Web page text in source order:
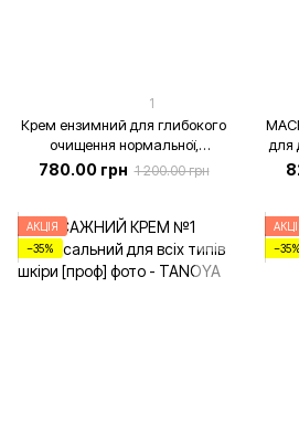
1
Крем ензимний для глибокого
очищення нормальної,
комбінованої, жирної шкіри
[проф], 275 мл
780.00 грн 1 200.00 грн
для
АКЦІЯ
−35%
−35%